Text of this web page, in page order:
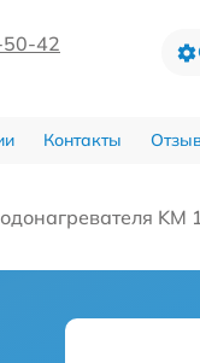
50-42
Контакты
KM